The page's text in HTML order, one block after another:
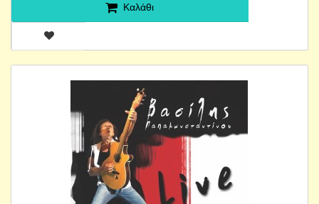
Καλάθι